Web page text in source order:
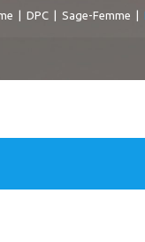
DPC| Sage-Femme